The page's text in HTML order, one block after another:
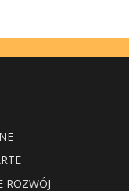
ROZWÓJ